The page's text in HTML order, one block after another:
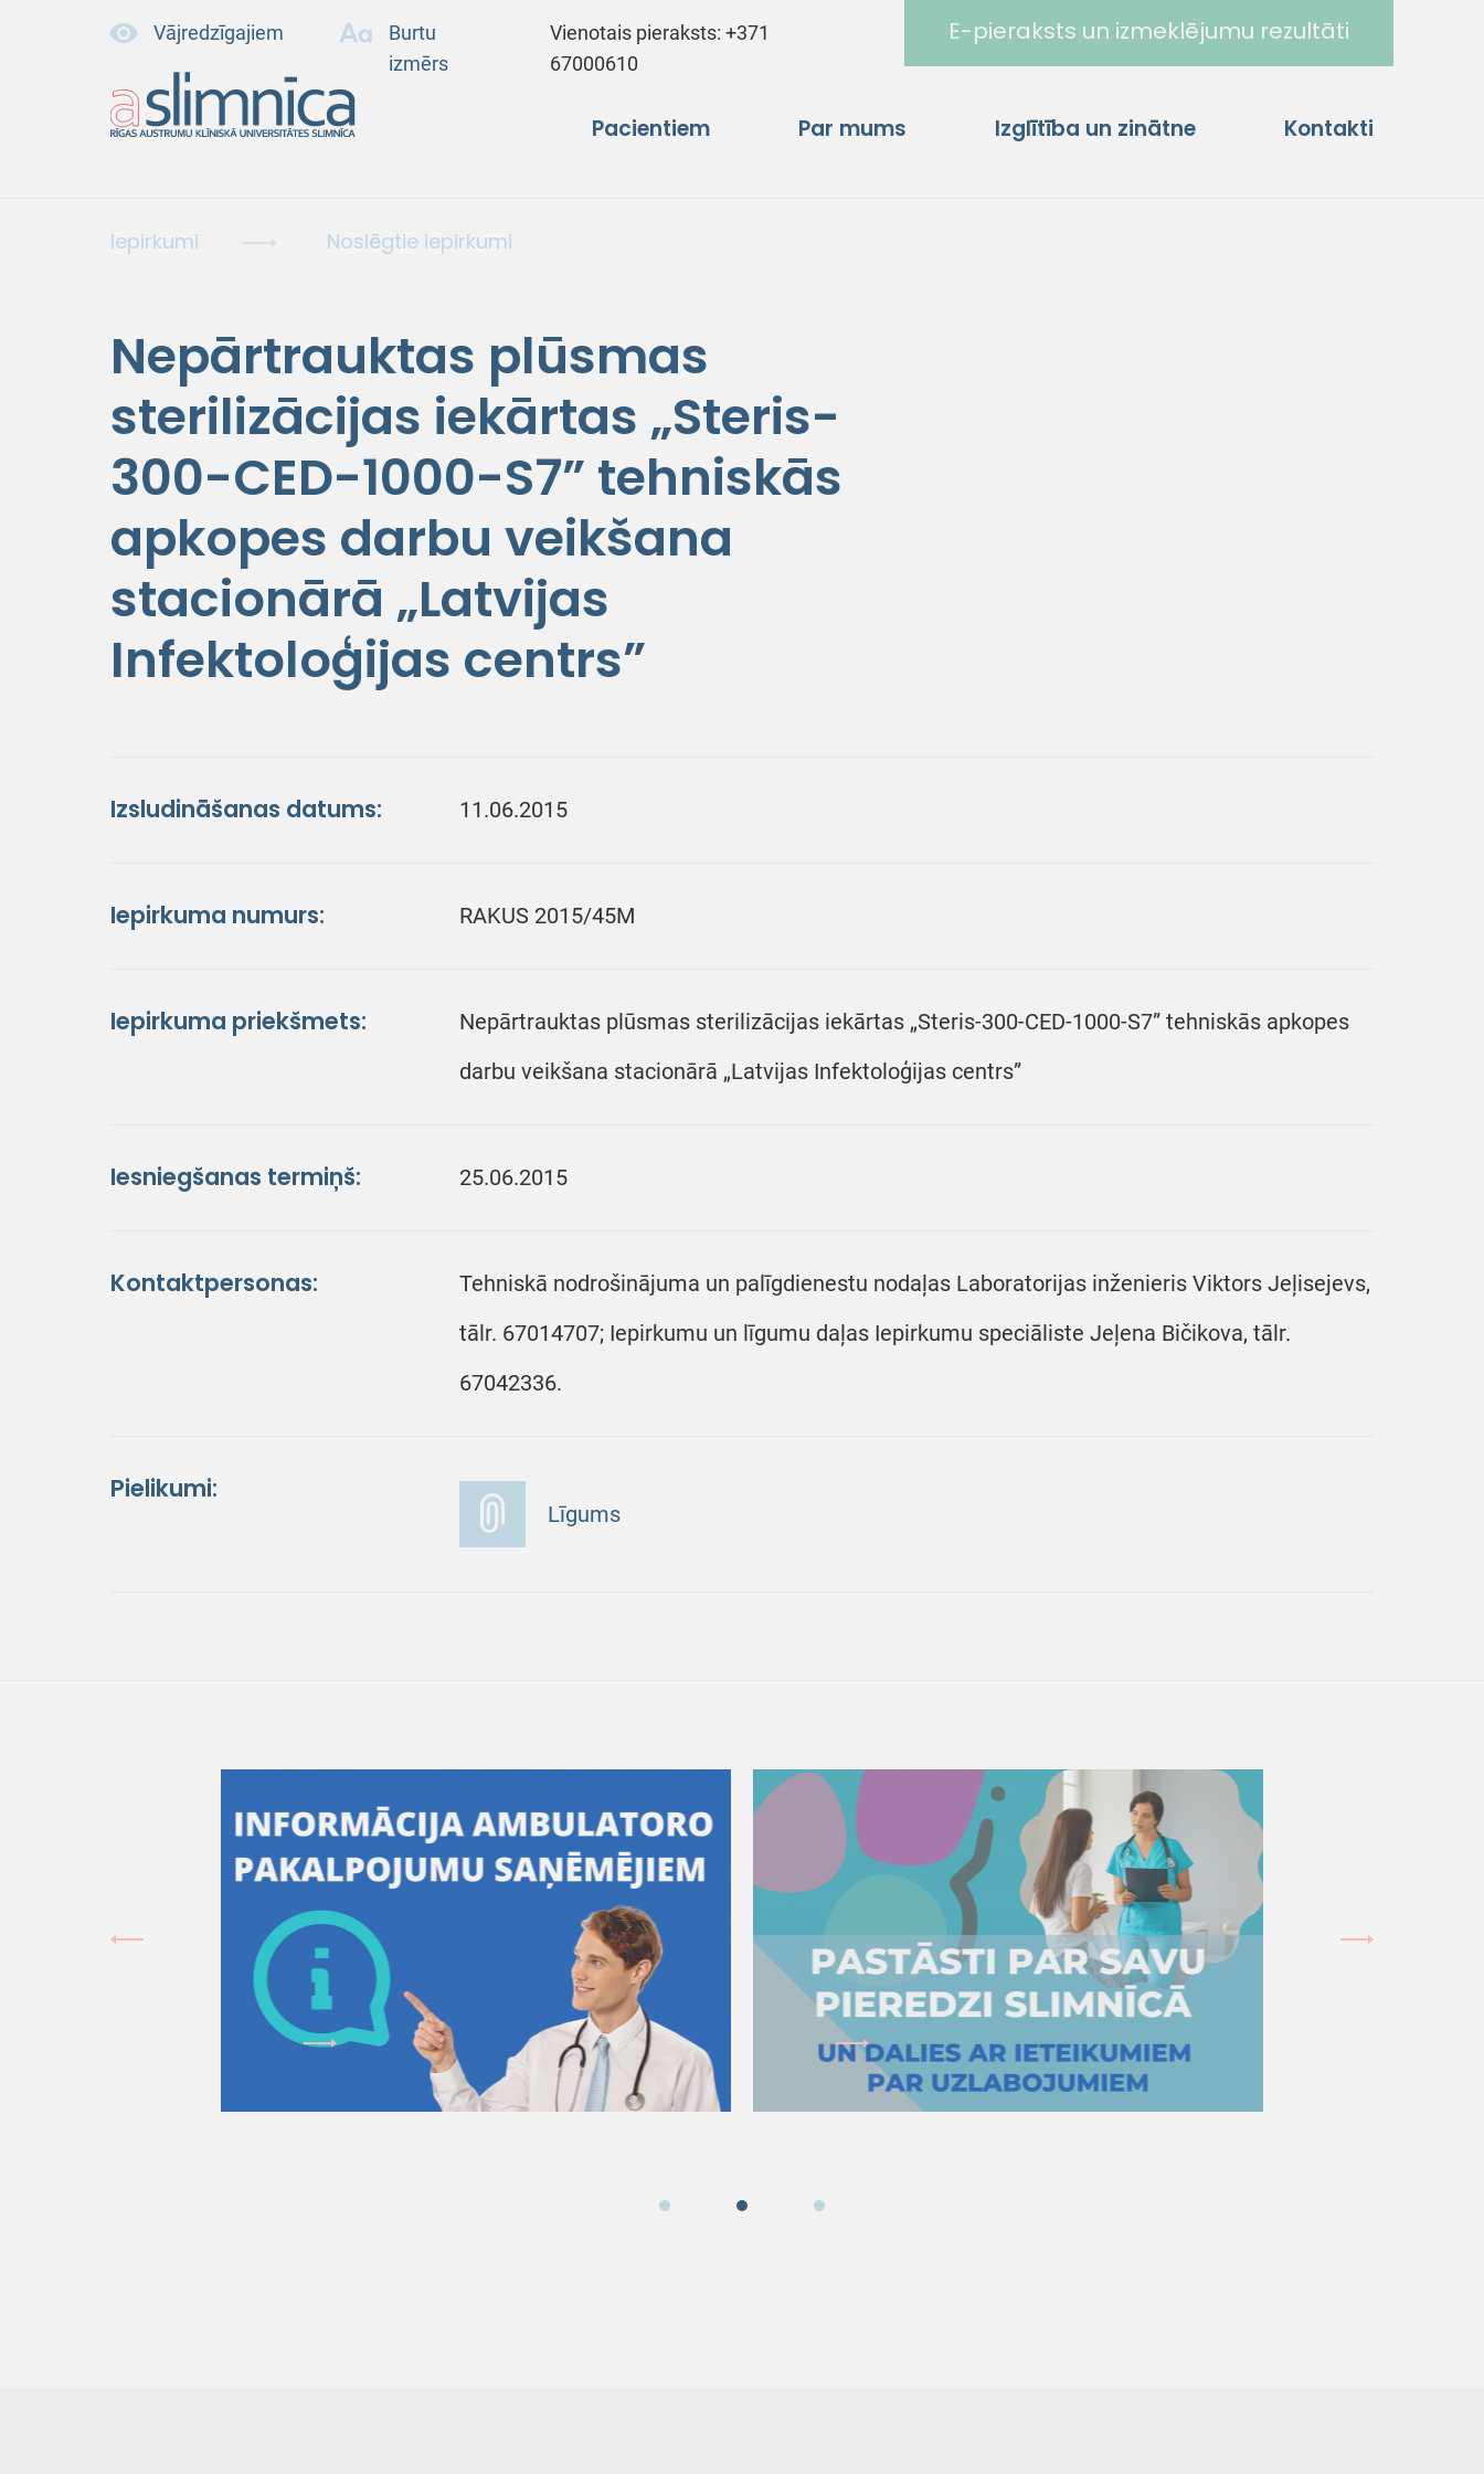
Vājredzīgajiem
Burtu
izmērs
Vienotais pieraksts:+371
67000610
E-pieraksts un izmeklējumu rezultāti
Pacientiem Par mums Izglītība un zinātne Kontakti
Iepirkumi Noslēgtie iepirkumi
Nepārtrauktas plūsmas
sterilizācijas iekārtas „Steris-
300-CED-1000-S7” tehniskās
apkopes darbu veikšana
stacionārā „Latvijas
Infektoloģijas centrs”
Izsludināšanas datums: 11.06.2015
Iepirkuma numurs: RAKUS 2015/45M
Iepirkuma priekšmets:
Nepārtrauktas plūsmas sterilizācijas iekārtas „Steris-300-CED-1000-S7” tehniskās apkopes
darbu veikšana stacionārā „Latvijas Infektoloģijas centrs”
Iesniegšanas termiņš: 25.06.2015
Kontaktpersonas:
Tehniskā nodrošinājuma un palīgdienestu nodaļas Laboratorijas inženieris Viktors Jeļisejevs,
tālr. 67014707; Iepirkumu un līgumu daļas Iepirkumu speciāliste Jeļena Bičikova, tālr.
67042336.
Pielikumi:
Līgums